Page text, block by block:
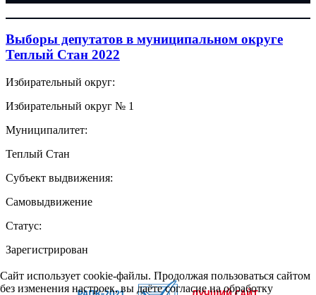
Выборы депутатов в муниципальном округе
Теплый Стан 2022
Избирательный округ:
Избирательный округ № 1
Муниципалитет:
Теплый Стан
Субъект выдвижения:
Самовыдвижение
Статус:
Зарегистрирован
Сайт использует cookie-файлы. Продолжая пользоваться сайтом
без изменения настроек, вы даёте согласие на обработку